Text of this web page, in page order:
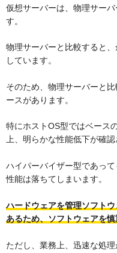
仮想サーバーは、物理サー
す。
物理サーバーと比較すると
しています。
そのため、物理サーバーと
ースがあります。
特にホストOS型ではベース
上、明らかな性能低下が確認
ハイパーバイザー型であっ
性能は落ちてしまいます。
ハードウェアを管理ソフト
あるため、ソフトウェアを
ただし、業務上、迅速な処